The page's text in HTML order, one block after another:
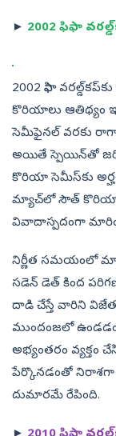
► 2002 ఫిఫా
2002 ఫిఫా
కొరియాలు ఆతిథ్యం
సెమీఫైనల్‌ వరకు
అయితే స్పెయిన్‌తో
కొరియా సెమీస్‌కు
మ్యాచ్‌లో సౌత్‌ కొరియా
వివాదాస్పదంగా
నిర్ణీత సమయంలో
సడెన్‌ డెత్‌ కింద
దాడి చేస్తే వారిని
ముందంజలో
అభ్యంతరం వ్యక్తం
పేర్కొనడంతో నిరాశగా
దుమారమే రేపింది.